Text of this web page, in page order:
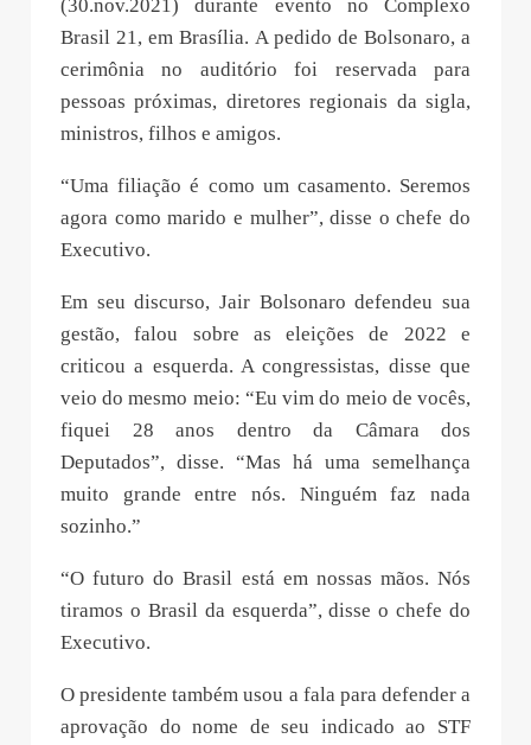
(30.nov.2021) durante evento no Complexo
Brasil 21, em Brasília. A pedido de Bolsonaro, a
cerimônia no auditório foi reservada para
pessoas próximas, diretores regionais da sigla,
ministros, filhos e amigos.
“Uma filiação é como um casamento. Seremos
agora como marido e mulher”, disse o chefe do
Executivo.
Em seu discurso, Jair Bolsonaro defendeu sua
gestão, falou sobre as eleições de 2022 e
criticou a esquerda. A congressistas, disse que
veio do mesmo meio: “Eu vim do meio de vocês,
fiquei 28 anos dentro da Câmara dos
Deputados”, disse. “Mas há uma semelhança
muito grande entre nós. Ninguém faz nada
sozinho.”
“O futuro do Brasil está em nossas mãos. Nós
tiramos o Brasil da esquerda”, disse o chefe do
Executivo.
O presidente também usou a fala para defender a
aprovação do nome de seu indicado ao STF